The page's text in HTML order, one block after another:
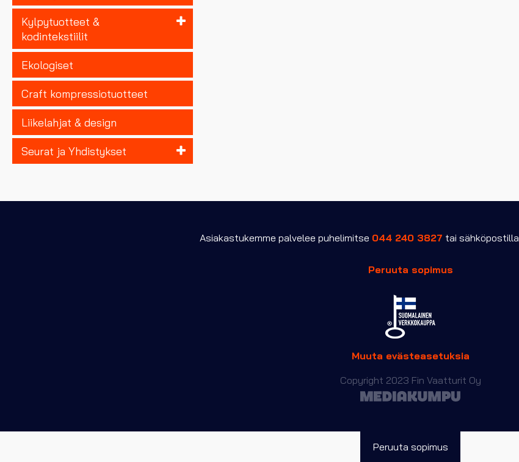
Kylpytuotteet &
kodintekstiilit
Ekologiset
Craft kompressiotuotteet
Liikelahjat & design
Seurat ja Yhdistykset
Asiakastukemme palvelee puhelimitse 044 240 3827 tai sähköpostilla
Peruuta sopimus
Muuta evästeasetuksia
Copyright 2023 Fin Vaatturit Oy
Peruuta sopimus